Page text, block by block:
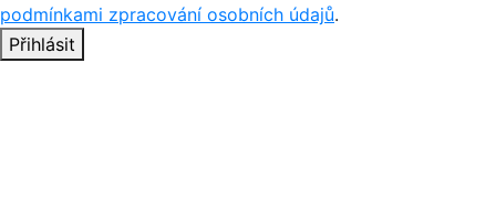
podmínkami zpracování osobních údajů.
Přihlásit